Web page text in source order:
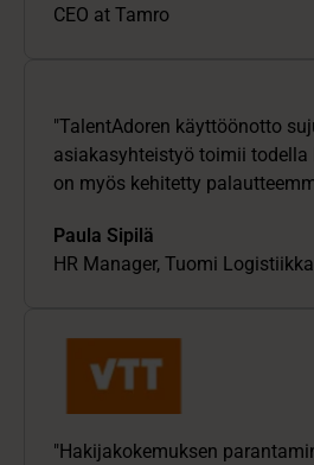
CEO at Tamro
"TalentAdoren käyttöönotto
asiakasyhteistyö toimii todella
on myös kehitetty
Paula Sipilä
HR Manager, Tuomi Logistiikka
"Hakijakokemuksen